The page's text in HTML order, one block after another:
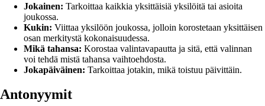
Jokainen: Tarkoittaa kaikkia yksittäisiä yksilöitä tai asioita
joukossa.
Kukin: Viittaa yksilöön joukossa, jolloin korostetaan yksittäisen
osan merkitystä kokonaisuudessa.
Mikä tahansa: Korostaa valintavapautta ja sitä, että valinnan
voi tehdä mistä tahansa vaihtoehdosta.
Jokapäiväinen: Tarkoittaa jotakin, mikä toistuu päivittäin.
Antonyymit